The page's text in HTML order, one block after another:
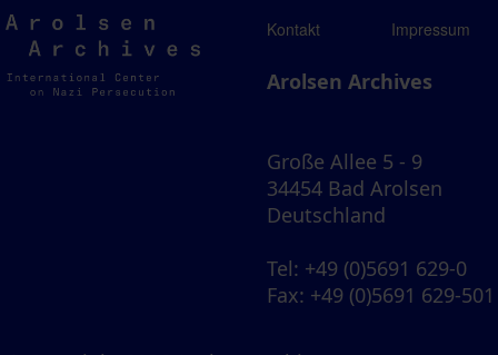
Arolsen
Archives
Kontakt Impressum
Arolsen Archives
Große Allee 5 - 9
34454 Bad Arolsen
Deutschland
Tel: +49 (0)5691 629-0
Fax: +49 (0)5691 629-501